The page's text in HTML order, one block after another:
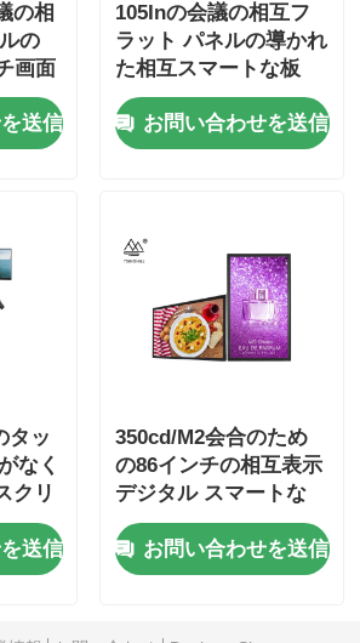
の相
の
画面
送信
105Inの会議の相互フ
ラット パネルの導かれ
た相互スマートな板
お問い合わせを送信
タッ
なく
クリ
送信
350cd/M2会合のため
の86インチの相互表示
デジタル スマートな
Whiteboard
お問い合わせを送信